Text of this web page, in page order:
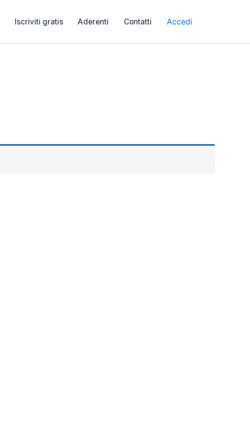
Iscriviti gratis Aderenti Contatti Accedi